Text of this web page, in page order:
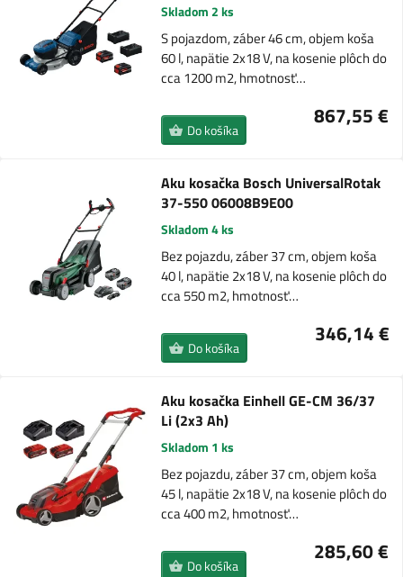
Skladom 2 ks
S pojazdom, záber 46 cm, objem koša
60 l, napätie 2x18 V, na kosenie plôch do
cca 1200 m2, hmotnosť…
867,55 €
Do košíka
Aku kosačka Bosch UniversalRotak
37-550 06008B9E00
Skladom 4 ks
Bez pojazdu, záber 37 cm, objem koša
40 l, napätie 2x18 V, na kosenie plôch do
cca 550 m2, hmotnosť…
346,14 €
Do košíka
Aku kosačka Einhell GE-CM 36/37
Li (2x3 Ah)
Skladom 1 ks
Bez pojazdu, záber 37 cm, objem koša
45 l, napätie 2x18 V, na kosenie plôch do
cca 400 m2, hmotnosť…
285,60 €
Do košíka